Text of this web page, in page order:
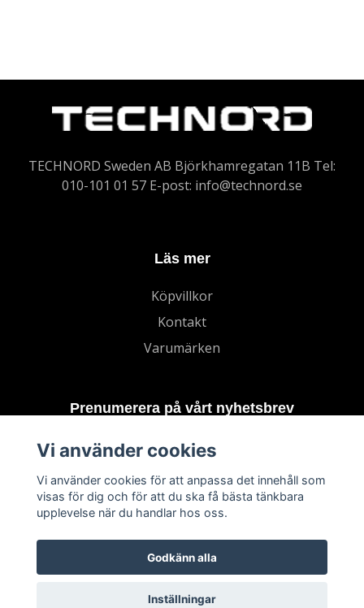
TECHNORD Sweden AB Björkhamregatan 11B Tel:
010-101 01 57 E-post: info@technord.se
Läs mer
Köpvillkor
Kontakt
Varumärken
Prenumerera på vårt nyhetsbrev
Vi använder cookies
Vi använder cookies för att anpassa det innehåll som
visas för dig och för att du ska få bästa tänkbara
upplevelse när du handlar hos oss.
Godkänn alla
Inställningar